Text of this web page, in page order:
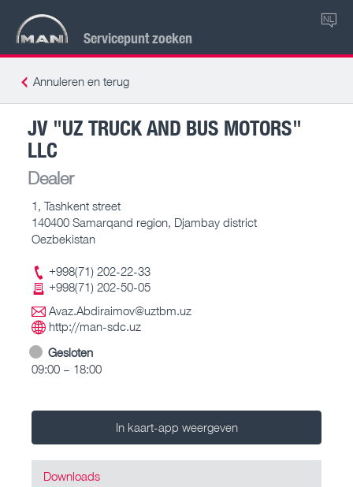
Servicepunt zoeken
NL
Annuleren en terug
JV "UZ TRUCK AND BUS MOTORS"
LLC
Dealer
1, Tashkent street
140400 Samarqand region, Djambay district
Oezbekistan
+998(71) 202-22-33
+998(71) 202-50-05
Avaz.Abdiraimov@uztbm.uz
http://man-sdc.uz
Gesloten
09:00 – 18:00
In kaart-app weergeven
Downloads